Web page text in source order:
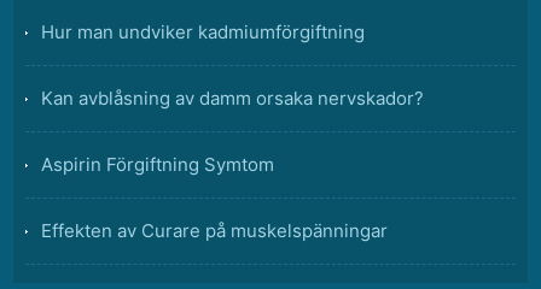
Hur man undviker kadmiumförgiftning
Kan avblåsning av damm orsaka nervskador?
Aspirin Förgiftning Symtom
Effekten av Curare på muskelspänningar